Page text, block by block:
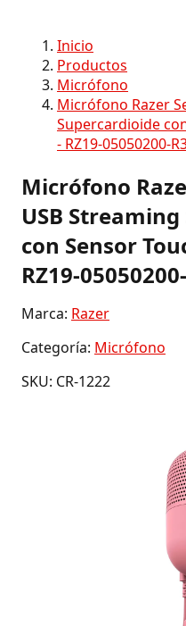
Inicio
Productos
Micrófono
Micrófono Razer
Supercardioide
- RZ19-05050200-
Micrófono
USB
con Sensor
RZ19-
Marca: Razer
Categoría: Micrófono
SKU: CR-1222